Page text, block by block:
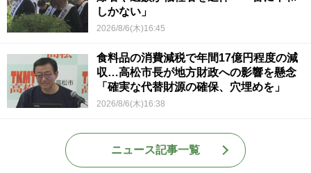
しかない」
2026/8/6(木)16:45
食料品の消費減税で年間17億円程度の減
収…高松市長が地方財政への影響を懸念
「確実な代替財源の確保、穴埋めを」
2026/8/6(木)16:38
ニュース記事一覧